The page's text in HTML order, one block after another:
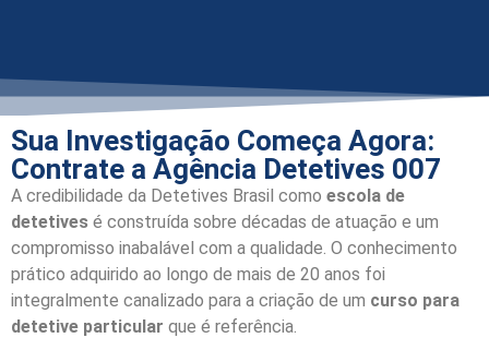
Sua Investigação Começa Agora:
Contrate a Agência Detetives 007
A credibilidade da Detetives Brasil como escola de
detetives é construída sobre décadas de atuação e um
compromisso inabalável com a qualidade. O conhecimento
prático adquirido ao longo de mais de 20 anos foi
integralmente canalizado para a criação de um curso para
detetive particular que é referência.